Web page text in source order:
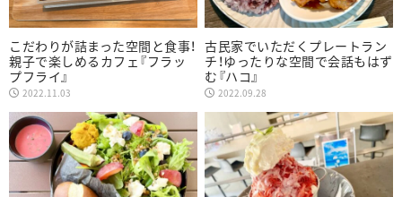
こだわりが詰まった空間と食事！
親子で楽しめるカフェ『フラッ
プフライ』
2022.11.03
古民家でいただくプレートラン
チ！ゆったりな空間で会話もはず
む『ハコ』
2022.09.28